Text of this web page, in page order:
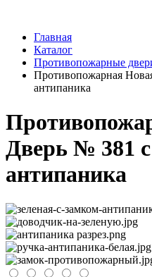
Главная
Каталог
Противопожарные
Противопожарная
антипаника
Дверь № 381
антипаника